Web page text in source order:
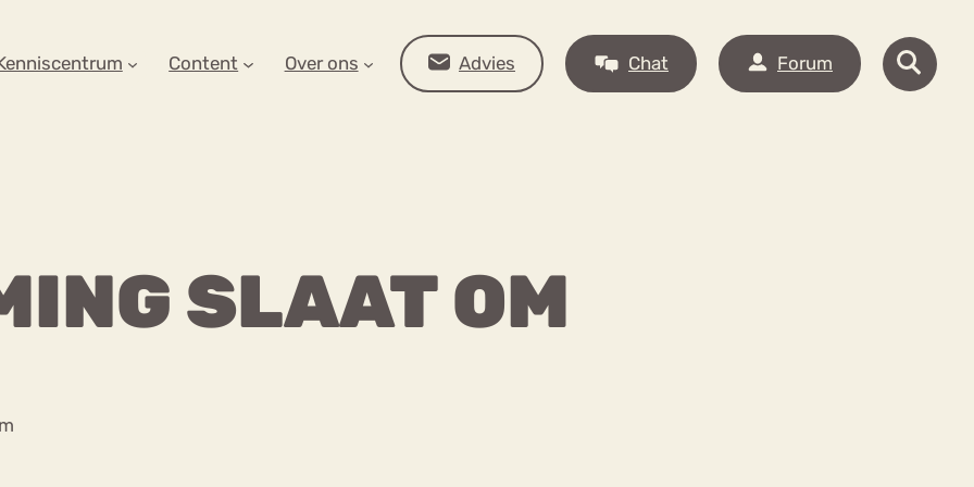
Content Over ons Advies Chat Forum
SLAAT OM
OP ZOEK?